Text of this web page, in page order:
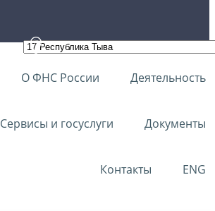
О ФНС России Деятельность
Сервисы и госуслуги Документы
Контакты ENG